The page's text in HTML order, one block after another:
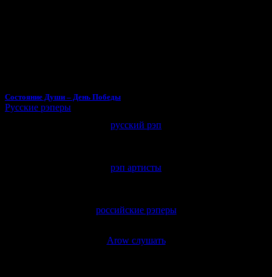
Состояние Души – День Победы
Русские рэперы
русский рэп
рэп артисты
российские рэперы
Arow слушать